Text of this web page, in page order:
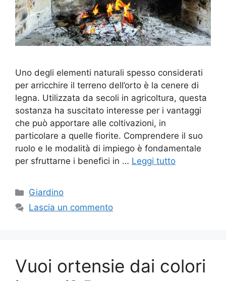
Uno degli elementi naturali spesso considerati
per arricchire il terreno dell’orto è la cenere di
legna. Utilizzata da secoli in agricoltura, questa
sostanza ha suscitato interesse per i vantaggi
che può apportare alle coltivazioni, in
particolare a quelle fiorite. Comprendere il suo
ruolo e le modalità di impiego è fondamentale
per sfruttarne i benefici in … Leggi tutto
Categorie
Giardino
Lascia un commento
Vuoi ortensie dai colori